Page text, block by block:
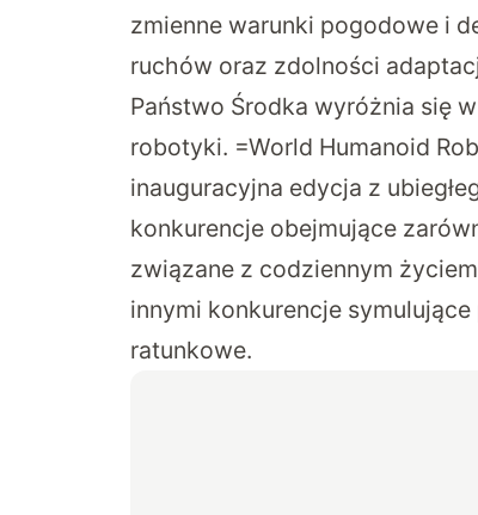
zmienne warunki pogodowe i
ruchów oraz zdolności
Państwo Środka wyróżnia się
robotyki. =World Humanoid
inauguracyjna edycja z
konkurencje obejmujące
związane z codziennym
innymi konkurencje
ratunkowe.